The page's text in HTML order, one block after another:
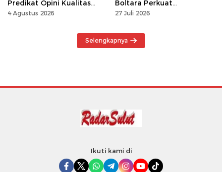
Predikat Opini Kualitas
Tinggi Tanpa
4 Agustus 2026
Boltara Perkuat
Akuntabilitas dan Kinerja
27 Juli 2026
Selengkapnya
Ikuti kami di